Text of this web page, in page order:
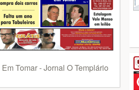
Em Tomar - Jornal O Templário